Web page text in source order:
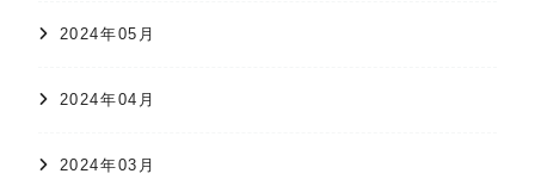
2024年05月
2024年04月
2024年03月